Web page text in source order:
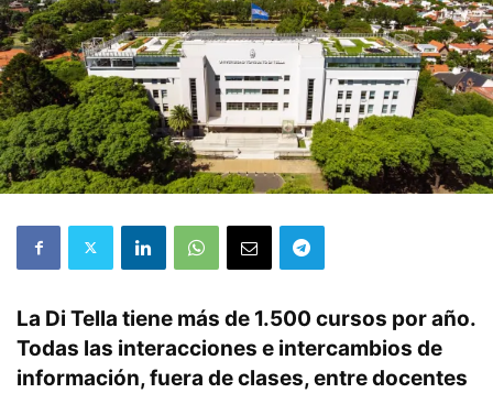
La Di Tella tiene más de 1.500 cursos por año.
Todas las interacciones e intercambios de
información, fuera de clases, entre docentes